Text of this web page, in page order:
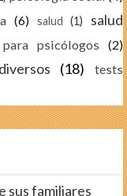
(6) salud (1)
salud
psicólogos
(2)
(18)
tests
sus familiares